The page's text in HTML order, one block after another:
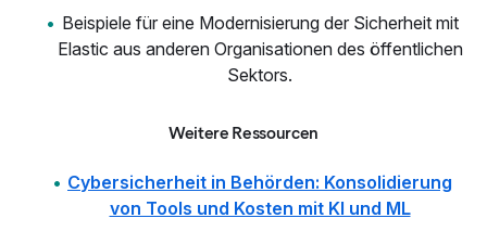
Beispiele für eine Modernisierung der Sicherheit mit
Elastic aus anderen Organisationen des öffentlichen
Sektors.
Weitere Ressourcen
Cybersicherheit in Behörden: Konsolidierung
von Tools und Kosten mit KI und ML